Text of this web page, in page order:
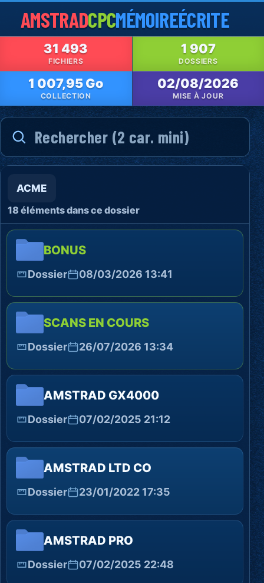
AMSTRADCPCMÉMOIREÉCRITE
31 493
FICHIERS
1 907
DOSSIERS
1 007,95 Go
COLLECTION
02/08/2026
MISE À JOUR
ACME
18 éléments dans ce dossier
BONUS
Dossier 08/03/2026 13:41
SCANS EN COURS
Dossier 26/07/2026 13:34
AMSTRAD GX4000
Dossier 07/02/2025 21:12
AMSTRAD LTD CO
Dossier 23/01/2022 17:35
AMSTRAD PRO
Dossier 07/02/2025 22:48